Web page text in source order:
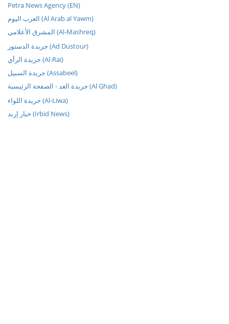
Petra News Agency (EN)
العرب اليوم (Al Arab al Yawm)
المشرق الأعلامي (Al-Mashreq)
جريدة الدستور (Ad Dustour)
جريدة الرأي (Al-Rai)
جريدة السبيل (Assabeel)
جريدة الغد - الصفحة الرئيسية (Al Ghad)
جريدة اللواء (Al-Liwa)
خبار إربد (Irbid News)